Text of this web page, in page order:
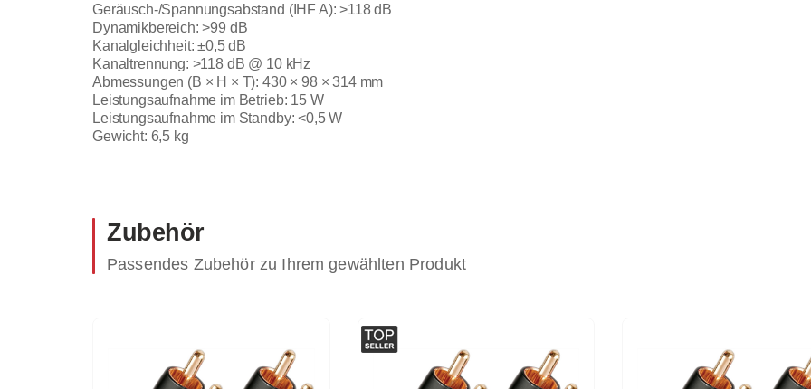
Geräusch-/Spannungsabstand (IHF A): >118 dB
Dynamikbereich: >99 dB
Kanalgleichheit: ±0,5 dB
Kanaltrennung: >118 dB @ 10 kHz
Abmessungen (B × H × T): 430 × 98 × 314 mm
Leistungsaufnahme im Betrieb: 15 W
Leistungsaufnahme im Standby: <0,5 W
Gewicht: 6,5 kg
Zubehör
Passendes Zubehör zu Ihrem gewählten Produkt